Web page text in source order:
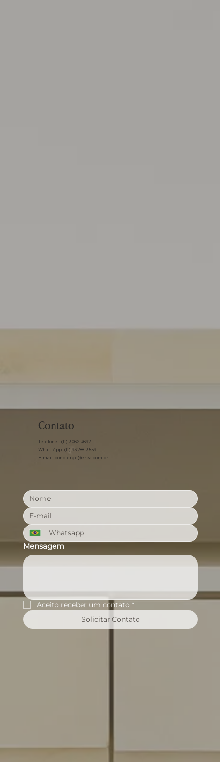
Contato
Telefone: (11) 3062-3692
WhatsApp: (11) 93288-3559
E-mail:concierge@erea.com.br
Mensagem
Aceito receber um contato *
Solicitar Contato